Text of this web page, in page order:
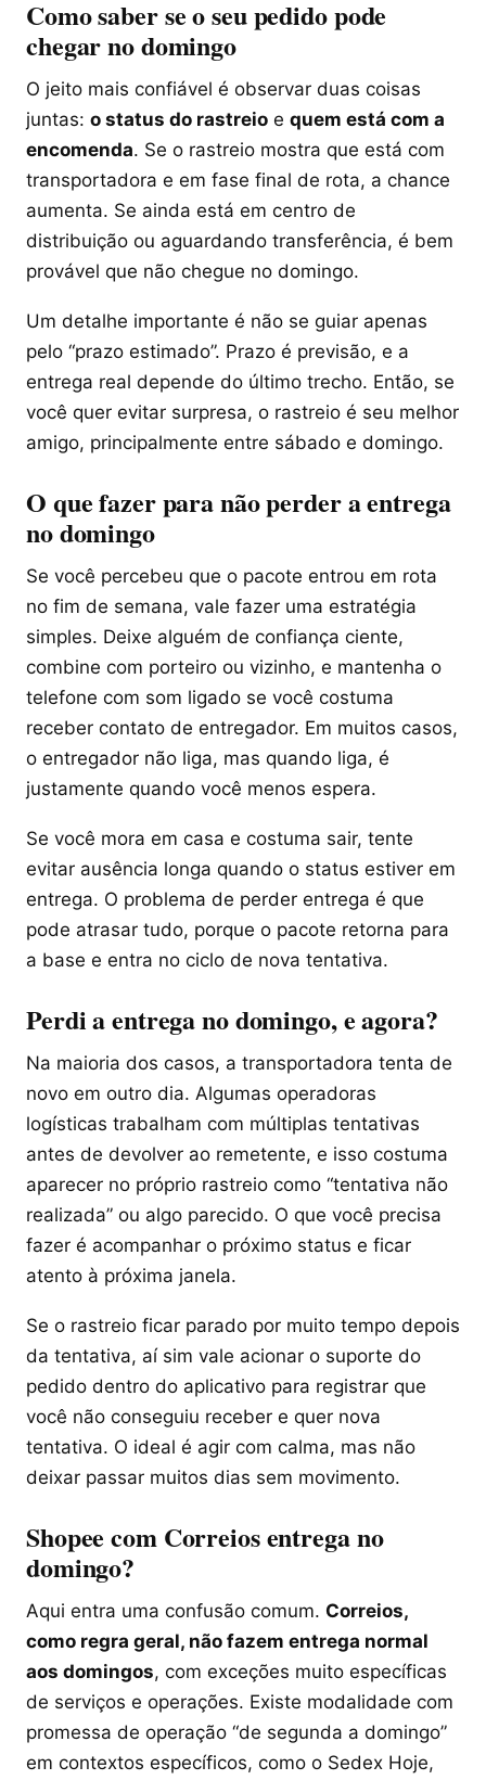
Como saber se o seu pedido pode
chegar no domingo
O jeito mais confiável é observar duas coisas
juntas: o status do rastreio e quem está com a
encomenda. Se o rastreio mostra que está com
transportadora e em fase final de rota, a chance
aumenta. Se ainda está em centro de
distribuição ou aguardando transferência, é bem
provável que não chegue no domingo.
Um detalhe importante é não se guiar apenas
pelo “prazo estimado”. Prazo é previsão, e a
entrega real depende do último trecho. Então, se
você quer evitar surpresa, o rastreio é seu melhor
amigo, principalmente entre sábado e domingo.
O que fazer para não perder a entrega
no domingo
Se você percebeu que o pacote entrou em rota
no fim de semana, vale fazer uma estratégia
simples. Deixe alguém de confiança ciente,
combine com porteiro ou vizinho, e mantenha o
telefone com som ligado se você costuma
receber contato de entregador. Em muitos casos,
o entregador não liga, mas quando liga, é
justamente quando você menos espera.
Se você mora em casa e costuma sair, tente
evitar ausência longa quando o status estiver em
entrega. O problema de perder entrega é que
pode atrasar tudo, porque o pacote retorna para
a base e entra no ciclo de nova tentativa.
Perdi a entrega no domingo, e agora?
Na maioria dos casos, a transportadora tenta de
novo em outro dia. Algumas operadoras
logísticas trabalham com múltiplas tentativas
antes de devolver ao remetente, e isso costuma
aparecer no próprio rastreio como “tentativa não
realizada” ou algo parecido. O que você precisa
fazer é acompanhar o próximo status e ficar
atento à próxima janela.
Se o rastreio ficar parado por muito tempo depois
da tentativa, aí sim vale acionar o suporte do
pedido dentro do aplicativo para registrar que
você não conseguiu receber e quer nova
tentativa. O ideal é agir com calma, mas não
deixar passar muitos dias sem movimento.
Shopee com Correios entrega no
domingo?
Aqui entra uma confusão comum. Correios,
como regra geral, não fazem entrega normal
aos domingos, com exceções muito específicas
de serviços e operações. Existe modalidade com
promessa de operação “de segunda a domingo”
em contextos específicos, como o Sedex Hoje,